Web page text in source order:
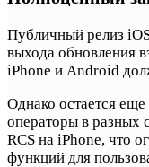
Публичный релиз
выхода обновления
iPhone и Android
Однако остается
операторы в разных
RCS на iPhone, что
функций для